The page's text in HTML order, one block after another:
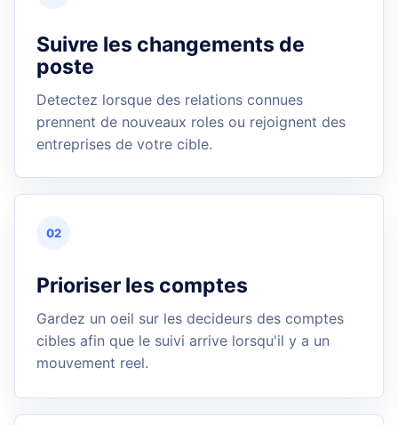
Suivre les changements de
poste
Detectez lorsque des relations connues
prennent de nouveaux roles ou rejoignent des
entreprises de votre cible.
02
Prioriser les comptes
Gardez un oeil sur les decideurs des comptes
cibles afin que le suivi arrive lorsqu'il y a un
mouvement reel.